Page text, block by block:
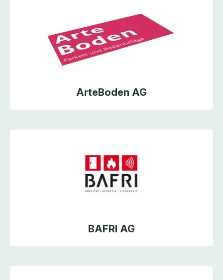
ArteBoden AG
BAFRI AG